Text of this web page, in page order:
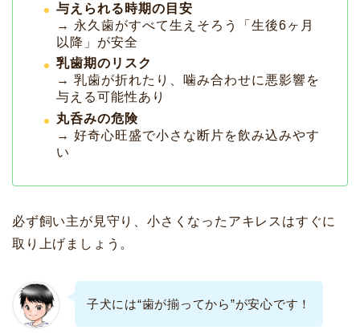
与えられる時期の目安
→ 永久歯がすべて生えそろう「生後6ヶ月
以降」が安全
乳歯期のリスク
→ 乳歯が折れたり、噛み合わせに悪影響を
与える可能性あり
丸呑みの危険
→ 好奇心旺盛で小さな断片を飲み込みやす
い
必ず飼い主が見守り、小さくなったアキレスはすぐに
取り上げましょう。
子犬には“歯が揃ってから”が安心です！